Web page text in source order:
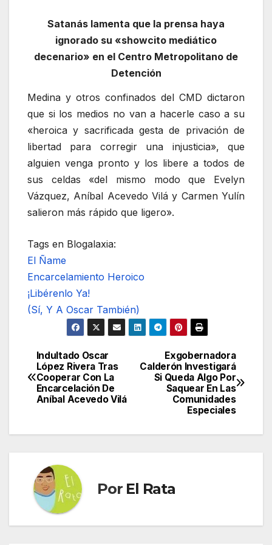
Satanás lamenta que la prensa haya
ignorado su «showcito mediático
decenario» en el Centro Metropolitano de
Detención
Medina y otros confinados del CMD dictaron
que si los medios no van a hacerle caso a su
«heroica y sacrificada gesta de privación de
libertad para corregir una injusticia», que
alguien venga pronto y los libere a todos de
sus celdas «del mismo modo que Evelyn
Vázquez, Aníbal Acevedo Vilá y Carmen Yulín
salieron más rápido que ligero».
Tags en Blogalaxia:
El Ñame
Encarcelamiento Heroico
¡Libérenlo Ya!
(Sí, Y A Oscar También)
Navegación
de
Exgobernadora
Calderón Investigará
Si Queda Algo Por
Saquear En Las
Comunidades
Especiales
Indultado Oscar
López Rivera Tras
Cooperar Con La
Encarcelación De
Aníbal Acevedo Vilá
Por El Rata